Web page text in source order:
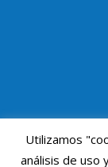
Utilizamos
análisis de uso